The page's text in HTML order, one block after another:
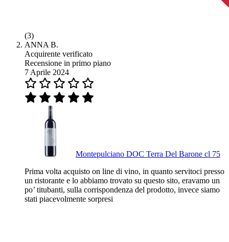
(3)
ANNA B.
Acquirente verificato
Recensione in primo piano
7 Aprile 2024
Montepulciano DOC Terra Del Barone cl 75
Prima volta acquisto on line di vino, in quanto servitoci presso
un ristorante e lo abbiamo trovato su questo sito, eravamo un
po’ titubanti, sulla corrispondenza del prodotto, invece siamo
stati piacevolmente sorpresi